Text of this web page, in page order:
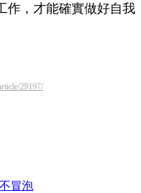
作，才能確實做好自我
29197/
冒泡